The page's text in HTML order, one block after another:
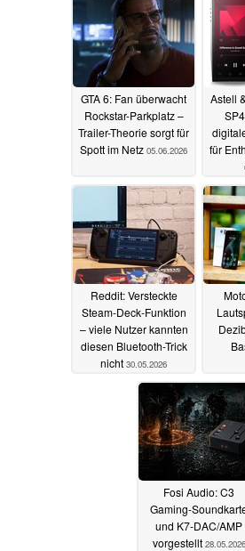
GTA 6: Fan überwacht
Rockstar-Parkplatz –
Trailer-Theorie sorgt für
Spott im Netz 05.06.2026
Astell
für
Reddit: Versteckte
Steam-Deck-Funktion
– viele Nutzer kannten
diesen Bluetooth-Trick
nicht 30.05.2026
Fosi Audio: C3
Gaming-
und K7-DAC/AMP
vorgestellt 28.05.2026